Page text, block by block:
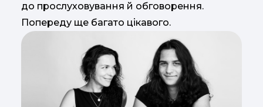
до прослуховування й обговорення.
Попереду ще багато цікавого.